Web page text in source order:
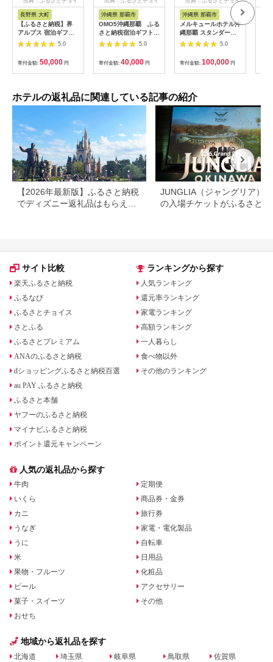
長野県 大町
【ふるさと納税】界
アルプス 宿泊ギフト
券（15,000円分）
【星野リゾート】
5.0
寄付金額: 50,000 円
沖縄県 那覇市
OMO5沖縄那覇 ふる
さと納税宿泊ギフト券
(12,000円)
5.0
寄付金額: 40,000 円
沖縄県 那覇市
メルキュールホテル沖
縄那覇 スタンダード
ルーム（1泊朝食付き
ペア宿泊券） ★特典
スパークリングワイン
１本★
5.0
寄付金額: 100,000 円
ホテルの返礼品に関連している記事の紹介
【2026年最新版】ふるさと納税
でディズニー返礼品はもらえ
JUNGLIA（ジャングリア）
の入場チケットがふるさと納
サイト比較
楽天ふるさと納税
ふるなび
ふるさとチョイス
さとふる
ふるさとプレミアム
ANAのふるさと納税
dショッピングふるさと納税百選
au PAY ふるさと納税
ふるさと本舗
ヤフーのふるさと納税
マイナビふるさと納税
ポイント還元キャンペーン
ランキングから探す
人気ランキング
還元率ランキング
家電ランキング
高額ランキング
一人暮らし
食べ物以外
その他のランキング
人気の返礼品から探す
牛肉
いくら
カニ
うなぎ
うに
米
果物・フルーツ
ビール
菓子・スイーツ
おせち
定期便
商品券・金券
旅行券
家電・電化製品
自転車
日用品
化粧品
アクセサリー
その他
地域から返礼品を探す
北海道 埼玉県 岐阜県 鳥取県 佐賀県